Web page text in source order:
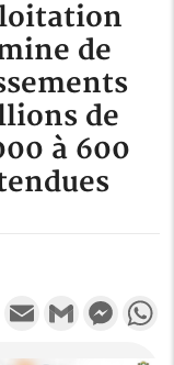
de
de
à 600
TwitterEmail Gmail